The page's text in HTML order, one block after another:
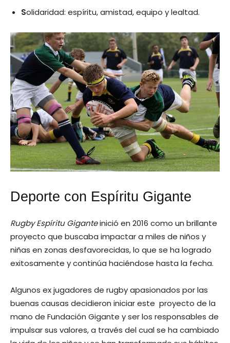
Solidaridad: espíritu, amistad, equipo y lealtad.
Deporte con Espíritu Gigante
Rugby Espíritu Giganteinició en 2016 como un brillante
proyecto que buscaba impactar a miles de niños y
niñas en zonas desfavorecidas, lo que se ha logrado
exitosamente y continúa haciéndose hasta la fecha.
Algunos ex jugadores de rugby apasionados por las
buenas causas decidieron iniciar este proyecto de la
mano de Fundación Gigante y ser los responsables de
impulsar sus valores, a través del cual se ha cambiado